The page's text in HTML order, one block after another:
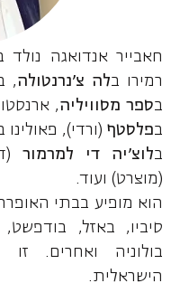
חאבייר אנדואגה
רמירו בלה צ'נרנטולה,
בספר מסוויליה,
בפלסטף(ורדי), פאולינו
בלוצ'יה די למרמור
(מוצרט) ועוד.
הוא מופיע בבתי
סיביו, באזל, בודפשט,
בולוניה ואחרים.
הישראלית.